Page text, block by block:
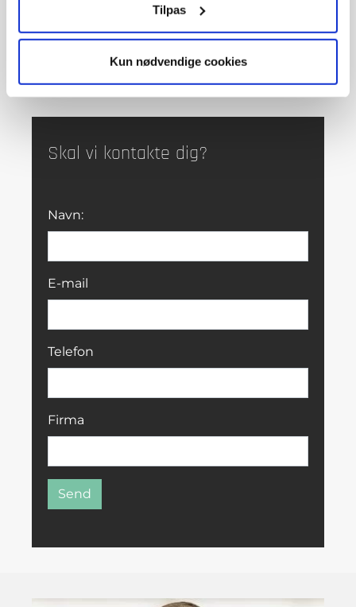
Tilpas
Kun nødvendige cookies
Skal vi kontakte dig?
Navn:
E-mail
Telefon
Firma
Send